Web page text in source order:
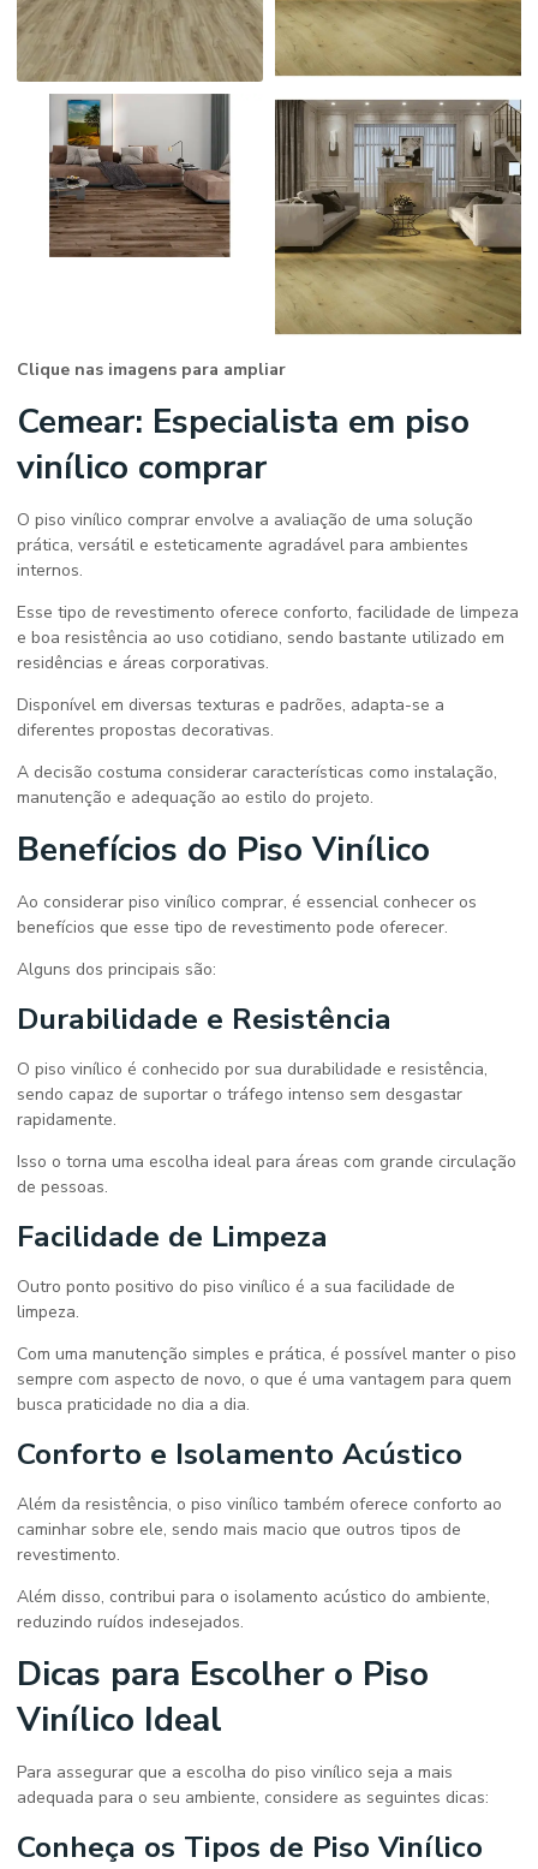
Clique nas imagens para ampliar
Cemear: Especialista em piso
vinílico comprar
O piso vinílico comprar envolve a avaliação de uma solução
prática, versátil e esteticamente agradável para ambientes
internos.
Esse tipo de revestimento oferece conforto, facilidade de limpeza
e boa resistência ao uso cotidiano, sendo bastante utilizado em
residências e áreas corporativas.
Disponível em diversas texturas e padrões, adapta-se a
diferentes propostas decorativas.
A decisão costuma considerar características como instalação,
manutenção e adequação ao estilo do projeto.
Benefícios do Piso Vinílico
Ao considerar piso vinílico comprar, é essencial conhecer os
benefícios que esse tipo de revestimento pode oferecer.
Alguns dos principais são:
Durabilidade e Resistência
O piso vinílico é conhecido por sua durabilidade e resistência,
sendo capaz de suportar o tráfego intenso sem desgastar
rapidamente.
Isso o torna uma escolha ideal para áreas com grande circulação
de pessoas.
Facilidade de Limpeza
Outro ponto positivo do piso vinílico é a sua facilidade de
limpeza.
Com uma manutenção simples e prática, é possível manter o piso
sempre com aspecto de novo, o que é uma vantagem para quem
busca praticidade no dia a dia.
Conforto e Isolamento Acústico
Além da resistência, o piso vinílico também oferece conforto ao
caminhar sobre ele, sendo mais macio que outros tipos de
revestimento.
Além disso, contribui para o isolamento acústico do ambiente,
reduzindo ruídos indesejados.
Dicas para Escolher o Piso
Vinílico Ideal
Para assegurar que a escolha do piso vinílico seja a mais
adequada para o seu ambiente, considere as seguintes dicas:
Conheça os Tipos de Piso Vinílico